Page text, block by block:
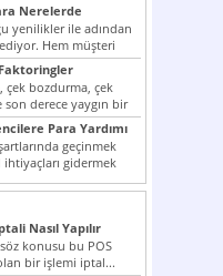
Nerelerde
yenilikler ile adından
Hem müşteri
hem...
Faktoringler
çek bozdurma, çek
derece yaygın bir
Para Yardımı
geçinmek
gidermek
Nasıl Yapılır
konusu bu POS
bir işlemi iptal...